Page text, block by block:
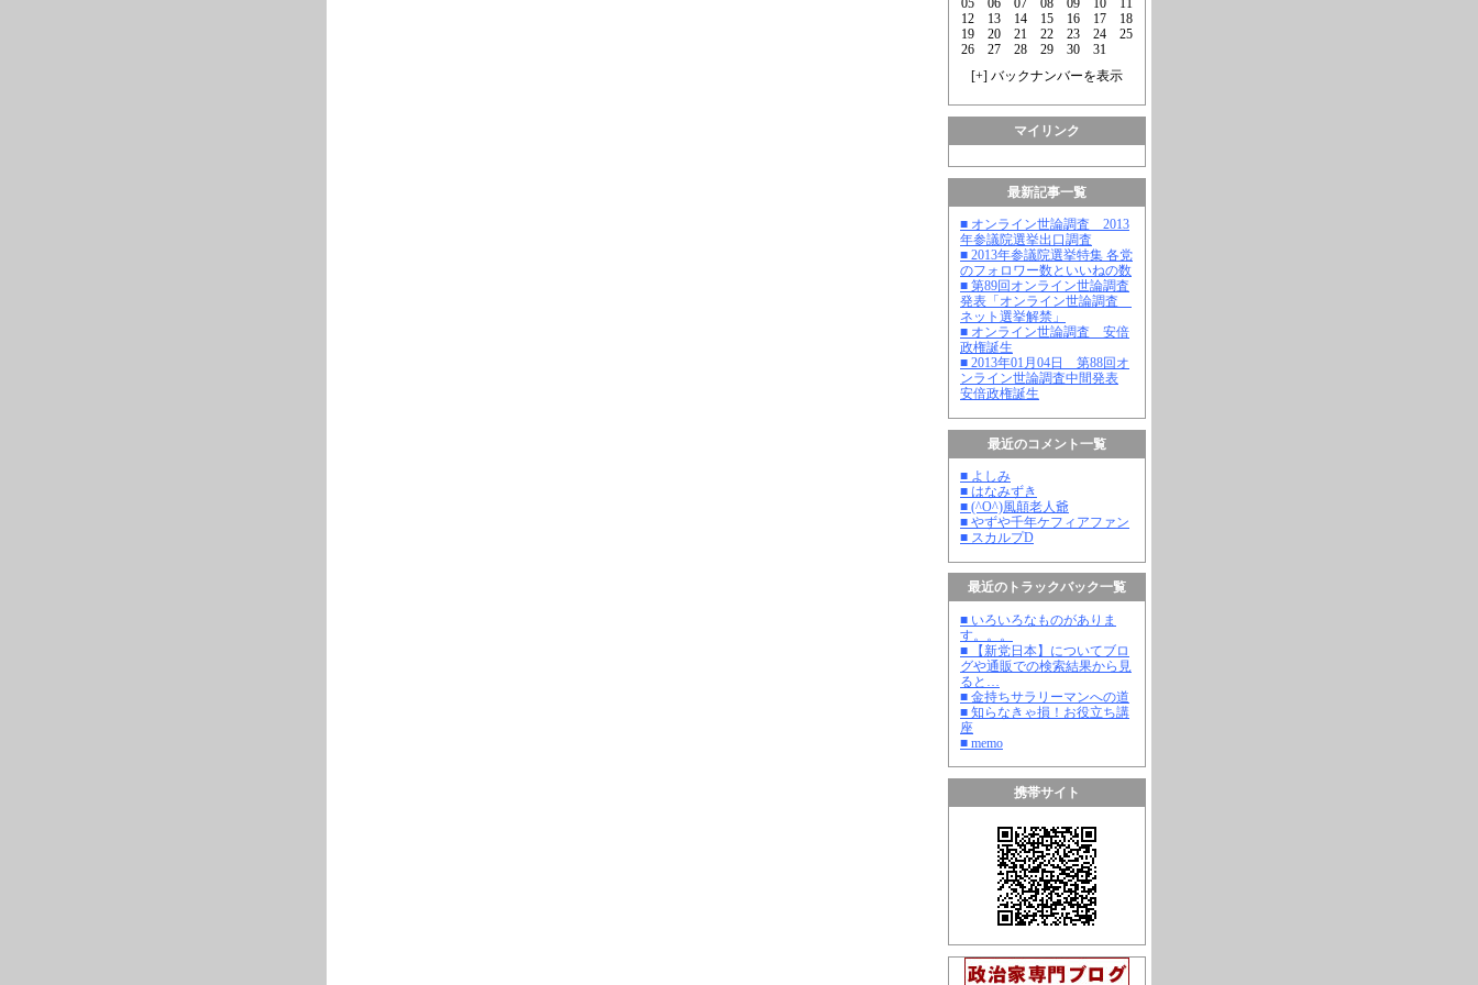
12
13 14 15 16 17
18
19
20 21 22 23 24
25
26
27 28 29 30
31
[+] バックナンバーを表示
マイリンク
最新記事一覧
■ オンライン世論調査 2013
年参議院選挙出口調査
■ 2013年参議院選挙特集 各党
のフォロワー数といいねの数
■ 第89回オンライン世論調査
発表「オンライン世論調査
ネット選挙解禁」
■ オンライン世論調査 安倍
政権誕生
■ 2013年01月04日 第88回オ
ンライン世論調査中間発表
安倍政権誕生
最近のコメント一覧
■ よしみ
■ はなみずき
■ (^O^)風顛老人爺
■ やずや千年ケフィアファン
■ スカルプD
最近のトラックバック一覧
■ いろいろなものがありま
す。。。
■ 【新党日本】についてブロ
グや通販での検索結果から見
ると…
■ 金持ちサラリーマンへの道
■ 知らなきゃ損！お役立ち講
座
■ memo
携帯サイト